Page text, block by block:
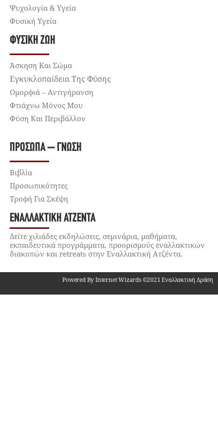
Ψυχολογία & Υγεία
Φυσική Υγεία
ΦΥΣΙΚΉ ΖΩΉ
Άσκηση Και Σώμα
Εγκυκλοπαίδεια Της Φύσης
Ομορφιά – Αντιγήρανση
Φτιάχνω Μόνος Μου
Φύση Και Περιβάλλον
ΠΡΌΣΩΠΑ – ΓΝΏΣΗ
Βιβλία
Προσωπικότητες
Τροφή Για Σκέψη
ΕΝΑΛΛΑΚΤΙΚΉ ΑΤΖΈΝΤΑ
Δείτε χιλιάδες εκδηλώσεις, σεμινάρια, μαθήματα,
εκπαιδευτικά προγράμματα, προορισμούς εναλλακτικών
διακοπών και retreats στην Εναλλακτική Ατζέντα.
Powered By Internet Wizards ©2021 Εναλλακτική Δράση